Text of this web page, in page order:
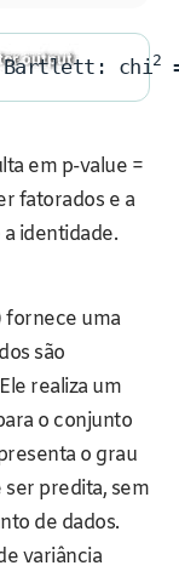
Bartlett: chi2
em p-value =
fatorados e a
identidade.
fornece uma
são
realiza um
o conjunto
o grau
predita, sem
de dados.
variância